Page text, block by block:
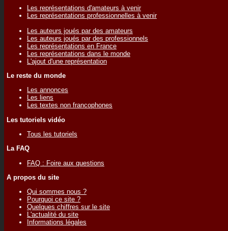
Les représentations d'amateurs à venir
Les représentations professionnelles à venir
Les auteurs joués par des amateurs
Les auteurs joués par des professionnels
Les représentations en France
Les représentations dans le monde
L'ajout d'une représentation
Le reste du monde
Les annonces
Les liens
Les textes non francophones
Les tutoriels vidéo
Tous les tutoriels
La FAQ
FAQ : Foire aux questions
A propos du site
Qui sommes nous ?
Pourquoi ce site ?
Quelques chiffres sur le site
L'actualité du site
Informations légales